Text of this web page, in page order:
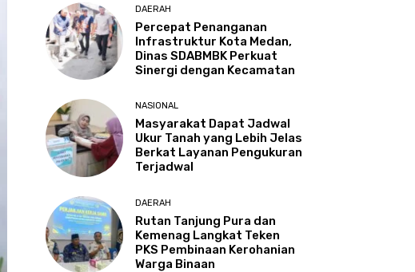
DAERAH
Percepat Penanganan
Infrastruktur Kota Medan,
Dinas SDABMBK Perkuat
Sinergi dengan Kecamatan
NASIONAL
Masyarakat Dapat Jadwal
Ukur Tanah yang Lebih Jelas
Berkat Layanan Pengukuran
Terjadwal
DAERAH
Rutan Tanjung Pura dan
Kemenag Langkat Teken
PKS Pembinaan Kerohanian
Warga Binaan